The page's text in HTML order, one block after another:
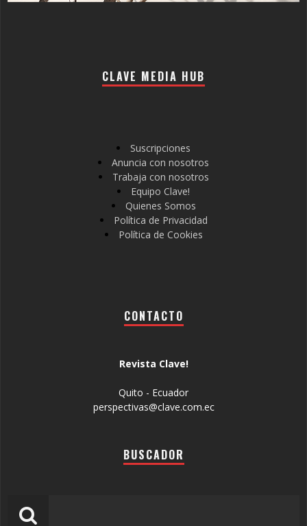
CLAVE MEDIA HUB
Suscripciones
Anuncia con nosotros
Trabaja con nosotros
Equipo Clave!
Quienes Somos
Política de Privacidad
Política de Cookies
CONTACTO
Revista Clave!
Quito - Ecuador
perspectivas@clave.com.ec
BUSCADOR